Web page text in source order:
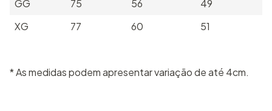
GG
75 56
49
XG
77 60 51
* As medidas podem apresentar variação de até 4cm.